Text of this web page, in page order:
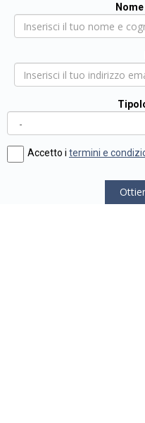
Accetto i termini e